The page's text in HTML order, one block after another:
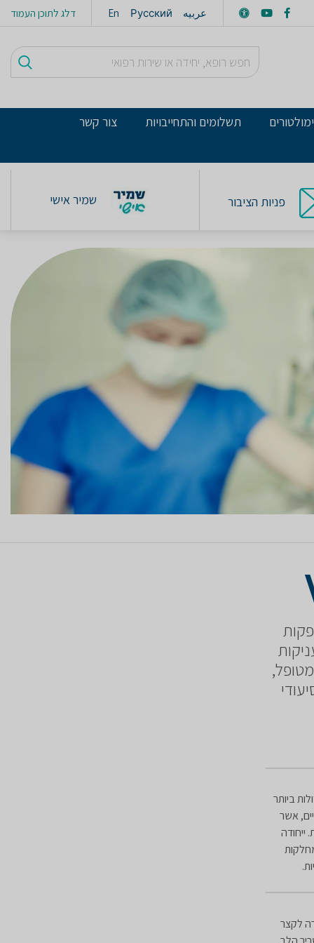
דלג לתוכן העמוד En Русский عربيه
תשלומים והתחייבויות
צור קשר
פניות הציבור שמיר אישי
המספקות
ביותר
אשר
ייחודה
לקצר